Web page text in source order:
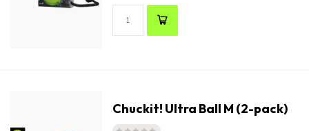
Chuckit! Ultra Ball M (2-pack)